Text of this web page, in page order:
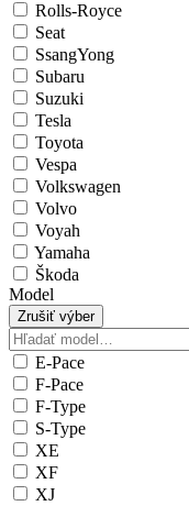
Rolls-Royce
Seat
SsangYong
Subaru
Suzuki
Tesla
Toyota
Vespa
Volkswagen
Volvo
Voyah
Yamaha
Škoda
Model
Zrušiť výber
E-Pace
F-Pace
F-Type
S-Type
XE
XF
XJ